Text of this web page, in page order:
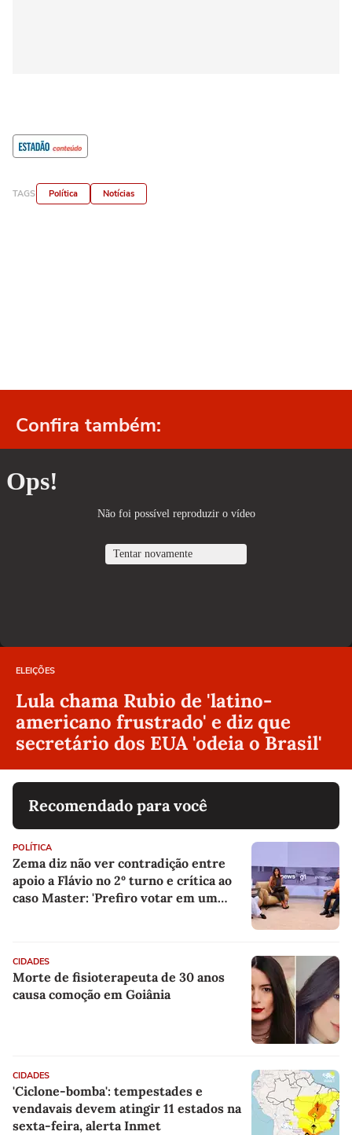
TAGS Política Notícias
Confira também:
ELEIÇÕES
Lula chama Rubio de 'latino-
americano frustrado' e diz que
secretário dos EUA 'odeia o Brasil'
Recomendado para você
POLÍTICA
Zema diz não ver contradição entre
apoio a Flávio no 2º turno e crítica ao
caso Master: 'Prefiro votar em um
CIDADES
Morte de fisioterapeuta de 30 anos
causa comoção em Goiânia
CIDADES
'Ciclone-bomba': tempestades e
vendavais devem atingir 11 estados na
sexta-feira, alerta Inmet